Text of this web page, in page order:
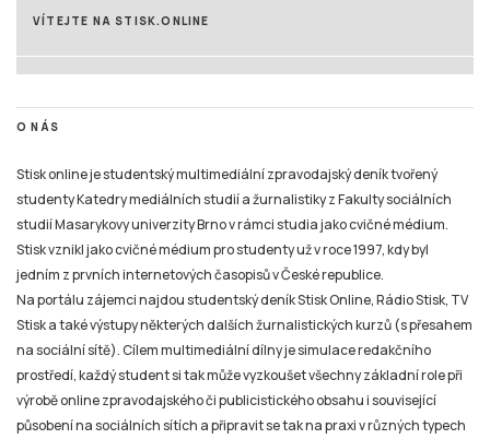
VÍTEJTE NA STISK.ONLINE
O NÁS
Stisk online je studentský multimediální zpravodajský deník tvořený
studenty Katedry mediálních studií a žurnalistiky z Fakulty sociálních
studií Masarykovy univerzity Brno v rámci studia jako cvičné médium.
Stisk vznikl jako cvičné médium pro studenty už v roce 1997, kdy byl
jedním z prvních internetových časopisů v České republice.
Na portálu zájemci najdou studentský deník Stisk Online, Rádio Stisk, TV
Stisk a také výstupy některých dalších žurnalistických kurzů (s přesahem
na sociální sítě). Cílem multimediální dílny je simulace redakčního
prostředí, každý student si tak může vyzkoušet všechny základní role při
výrobě online zpravodajského či publicistického obsahu i související
působení na sociálních sítích a připravit se tak na praxi v různých typech